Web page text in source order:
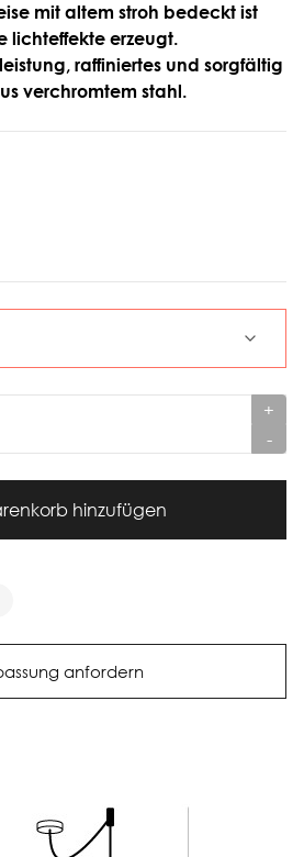
mit altem stroh bedeckt ist
lichteffekte erzeugt.
raffiniertes und sorgfältig
verchromtem stahl.
+
-
hinzufügen
anfordern